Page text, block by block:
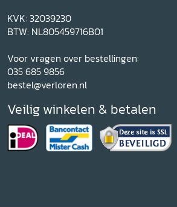
KVK: 32039230
BTW: NL805459716B01
Voor vragen over bestellingen:
035 685 9856
bestel@verloren.nl
Veilig winkelen & betalen